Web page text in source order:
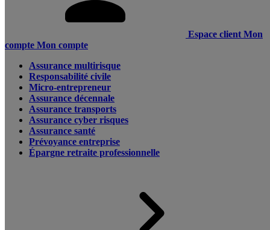
Espace client Mon
compte Mon compte
Assurance multirisque
Responsabilité civile
Micro-entrepreneur
Assurance décennale
Assurance transports
Assurance cyber risques
Assurance santé
Prévoyance entreprise
Épargne retraite professionnelle